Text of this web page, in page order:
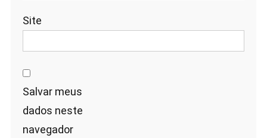
Site
Salvar meus
dados neste
navegador